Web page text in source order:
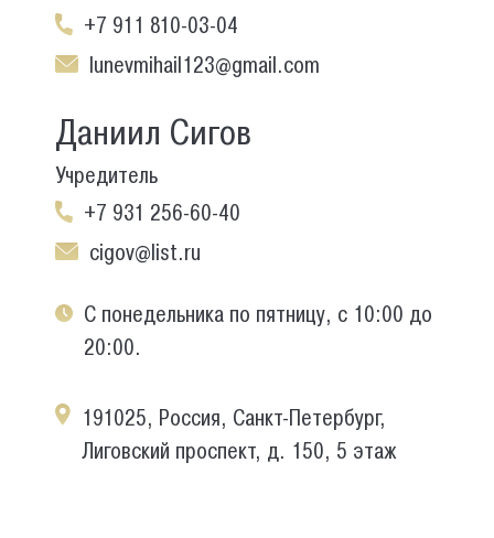
+7 911 810-03-04
lunevmihail123@gmail.com
Даниил Сигов
Учредитель
+7 931 256-60-40
cigov@list.ru
С понедельника по пятницу, с 10:00 до
20:00.
191025, Россия, Санкт-Петербург,
Лиговский проспект, д. 150, 5 этаж